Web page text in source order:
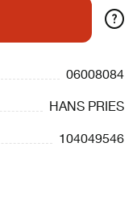
?
06008084
HANS PRIES
104049546